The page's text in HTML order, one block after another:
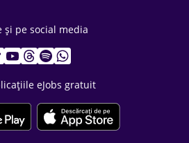
și pe social media
eJobs gratuit